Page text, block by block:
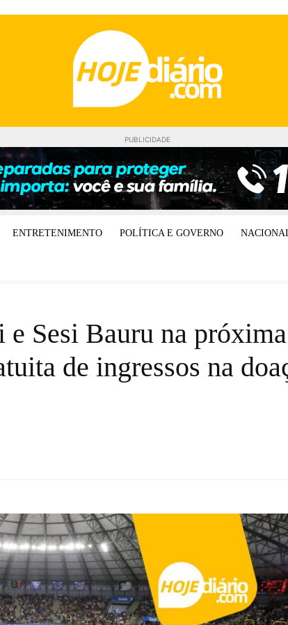
PUBLICIDADE
ENTRETENIMENTO POLÍTICA E GOVERNO
Sesi Bauru na
de ingressos na